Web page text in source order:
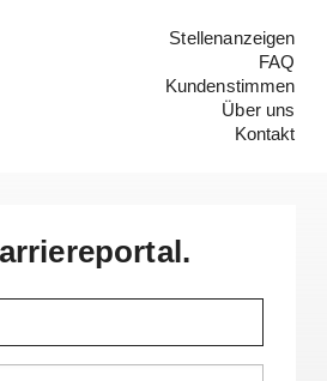
Stellenanzeigen
FAQ
Kundenstimmen
Über uns
Kontakt